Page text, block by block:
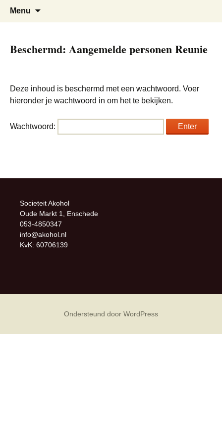
Sociëteit Acoleum
Menu
Beschermd: Aangemelde personen Reunie
Deze inhoud is beschermd met een wachtwoord. Voer
hieronder je wachtwoord in om het te bekijken.
Wachtwoord:
Societeit Akohol
Oude Markt 1, Enschede
053-4850347
info@akohol.nl
KvK: 60706139
Ondersteund door WordPress